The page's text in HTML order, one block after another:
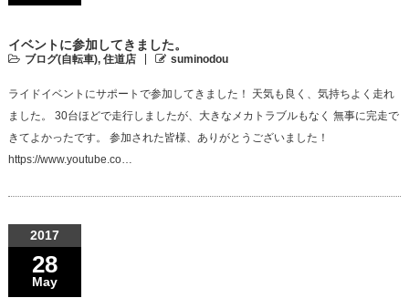
イベントに参加してきました。
ブログ(自転車), 住道店 suminodou
ライドイベントにサポートで参加してきました！ 天気も良く、気持ちよく走れ
ました。 30台ほどで走行しましたが、大きなメカトラブルもなく 無事に完走で
きてよかったです。 参加された皆様、ありがとうございました！
https://www.youtube.co…
2017
28
May